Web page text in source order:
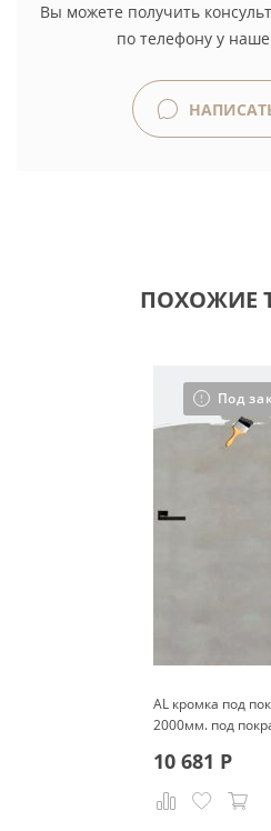
Вы можете получить
по телефону у
ПОХОЖИЕ
Под
AL кромка под
2000мм. под
10 681 Р